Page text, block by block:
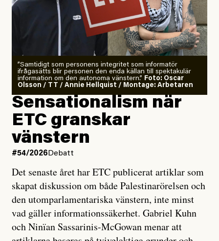
”Samtidigt som personens integritet som informatör
ifrågasätts blir personen den enda källan till spektakulär
information om den autonoma vänstern.” Foto: Oscar
Olsson / TT / Annie Hellquist / Montage: Arbetaren
Sensationalism när
ETC granskar
vänstern
#54/2026 Debatt
Det senaste året har ETC publicerat artiklar som
skapat diskussion om både Palestinarörelsen och
den utomparlamentariska vänstern, inte minst
vad gäller informationssäkerhet. Gabriel Kuhn
och Ninïan Sassarinis-McGowan menar att